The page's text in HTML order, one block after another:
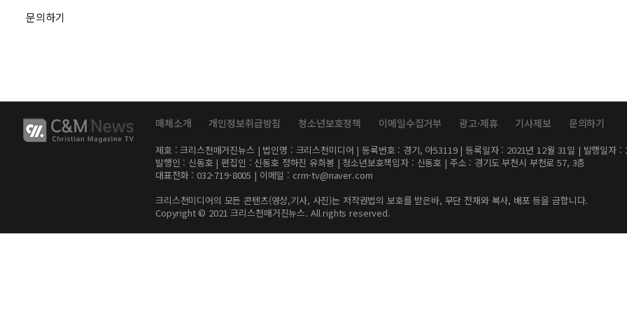
문의하기
매체소개 개인정보취급방침 청소년보호정책 이메일수집거부 광고·제휴 기사제보 문의하기
제호 : 크리스천매거진뉴스 | 법인명 : 크리스천미디어 | 등록번호 : 경기, 아53119 | 등록일자 : 2021년 12월 31일 | 발행일자 :
발행인 : 신동호 | 편집인 : 신동호 정하진 유희봉 | 청소년보호책임자 : 신동호 | 주소 : 경기도 부천시 부천로 57, 3층
대표전화 : 032-719-8005 | 이메일 : crm-tv@naver.com
크리스천미디어의 모든 콘텐츠(영상,기사, 사진)는 저작권법의 보호를 받은바, 무단 전재와 복사, 배포 등을 금합니다.
Copyright © 2021 크리스천매거진뉴스. All rights reserved.